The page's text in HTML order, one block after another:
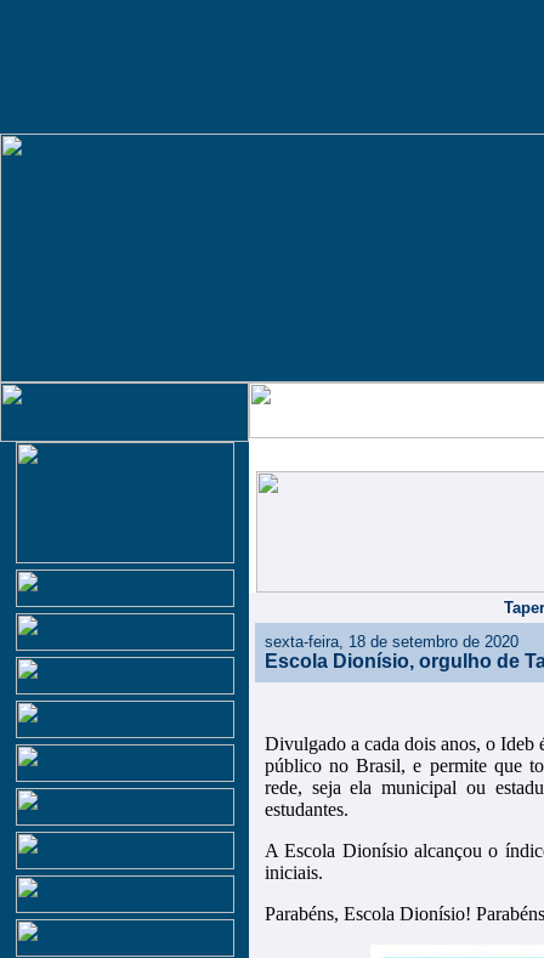
sexta-feira, 18 de setembro de 2020
Escola Dionísio, orgulho de
Divulgado a cada dois anos, o Ideb
público no Brasil, e permite que
rede, seja ela municipal ou
estudantes.
A Escola Dionísio alcançou o
iniciais.
Parabéns, Escola Dionísio!